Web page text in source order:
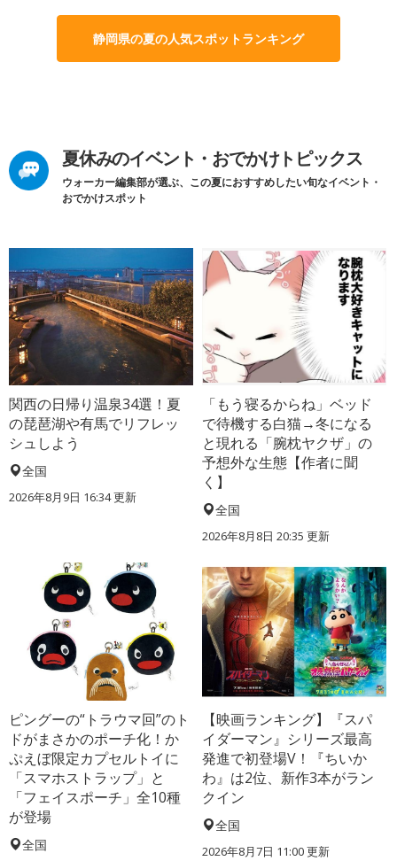
静岡県の夏の人気スポットランキング
夏休みのイベント・おでかけトピックス
ウォーカー編集部が選ぶ、この夏におすすめしたい旬なイベント・
おでかけスポット
関西の日帰り温泉34選！夏
の琵琶湖や有馬でリフレッ
シュしよう
全国
2026年8月9日 16:34更新
「もう寝るからね」ベッド
で待機する白猫→冬になる
と現れる「腕枕ヤクザ」の
予想外な生態【作者に聞
く】
全国
2026年8月8日 20:35 更新
ピングーの“トラウマ回”のト
ドがまさかのポーチ化！か
ぷえぼ限定カプセルトイに
「スマホストラップ」と
「フェイスポーチ」全10種
が登場
全国
【映画ランキング】『スパ
イダーマン』シリーズ最高
発進で初登場V！『ちいか
わ』は2位、新作3本がラン
クイン
全国
2026年8月7日 11:00更新